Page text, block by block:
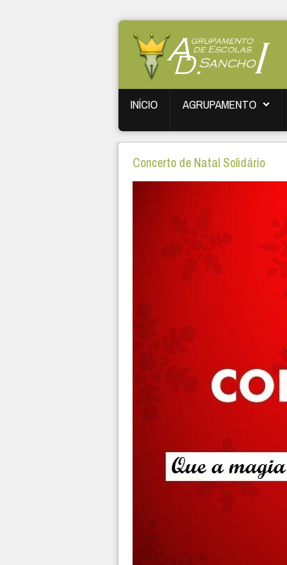
INÍCIO AGRUPAMENTO
Concerto de Natal Solidário